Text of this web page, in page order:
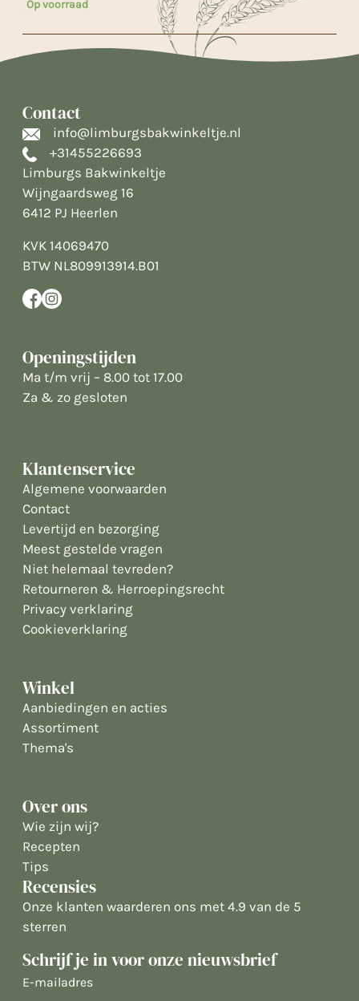
Op voorraad
Contact
info@limburgsbakwinkeltje.nl
+31455226693
Limburgs Bakwinkeltje
Wijngaardsweg 16
6412 PJ Heerlen
KVK 14069470
BTW NL809913914.B01
Openingstijden
Ma t/m vrij – 8.00 tot 17.00
Za & zo gesloten
Klantenservice
Algemene voorwaarden
Contact
Levertijd en bezorging
Meest gestelde vragen
Niet helemaal tevreden?
Retourneren & Herroepingsrecht
Privacy verklaring
Cookieverklaring
Winkel
Aanbiedingen en acties
Assortiment
Thema's
Over ons
Wie zijn wij?
Recepten
Tips
Recensies
Onze klanten waarderen ons met 4.9 van de 5
sterren
Schrijf je in voor onze nieuwsbrief
E-